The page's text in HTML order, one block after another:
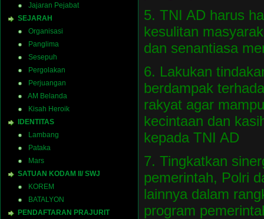
Jajaran Pejabat
SEJARAH
Organisasi
Panglima
Sesepuh
Pergolakan
Perjuangan
AM Belanda
Kisah Heroik
IDENTITAS
Lambang
Pataka
Mars
SATUAN KODAM II/ SWJ
KOREM
BATALYON
PENDAFTARAN PRAJURIT
5. TNI AD harus
kesulitan
dan senantiasa
6. Lakukan
berdampak
rakyat agar
kecintaan dan
kepada TNI AD
7. Tingkatkan
pemerintah, Polri
lainnya dalam
program